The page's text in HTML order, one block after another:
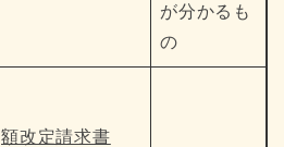
が分かるも
の
額改定請求書